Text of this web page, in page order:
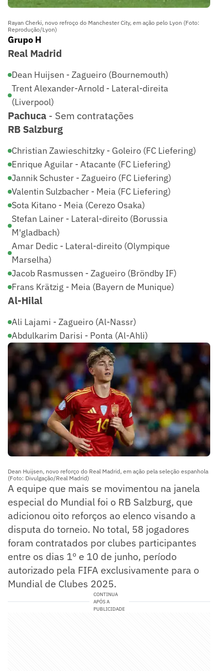
Rayan Cherki, novo refroço do Manchester City, em ação pelo Lyon (Foto:
Reprodução/Lyon)
Grupo H
Real Madrid
Dean Huijsen - Zagueiro (Bournemouth)
Trent Alexander-Arnold - Lateral-direita
(Liverpool)
Pachuca - Sem contratações
RB Salzburg
Christian Zawieschitzky - Goleiro (FC Liefering)
Enrique Aguilar - Atacante (FC Liefering)
Jannik Schuster - Zagueiro (FC Liefering)
Valentin Sulzbacher - Meia (FC Liefering)
Sota Kitano - Meia (Cerezo Osaka)
Stefan Lainer - Lateral-direito (Borussia
M'gladbach)
Amar Dedic - Lateral-direito (Olympique
Marselha)
Jacob Rasmussen - Zagueiro (Bröndby IF)
Frans Krätzig - Meia (Bayern de Munique)
Al-Hilal
Ali Lajami - Zagueiro (Al-Nassr)
Abdulkarim Darisi - Ponta (Al-Ahli)
Dean Huijsen, novo reforço do Real Madrid, em ação pela seleção espanhola
(Foto: Divulgação/Real Madrid)
A equipe que mais se movimentou na janela
especial do Mundial foi o RB Salzburg, que
adicionou oito reforços ao elenco visando a
disputa do torneio. No total, 58 jogadores
foram contratados por clubes participantes
entre os dias 1º e 10 de junho, período
autorizado pela FIFA exclusivamente para o
Mundial de Clubes 2025.
CONTINUA
APÓS A
PUBLICIDADE